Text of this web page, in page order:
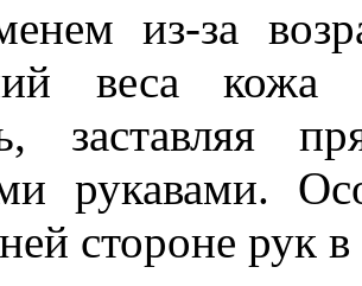
из-за
веса кожа
заставляя
рукавами.
стороне рук